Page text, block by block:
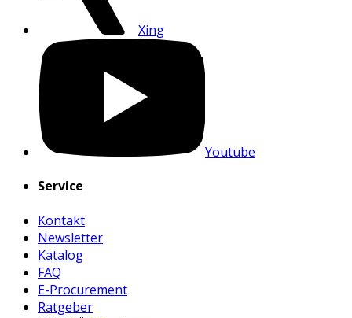
Xing
Youtube
Service
Kontakt
Newsletter
Katalog
FAQ
E-Procurement
Ratgeber